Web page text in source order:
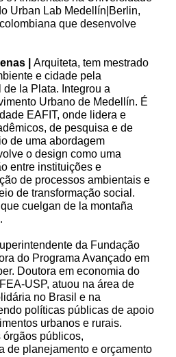
Urban Lab Medellín|Berlin,
que desenvolve
| Arquiteta, tem mestrado
e cidade pela
la Plata. Integrou a
Urbano de Medellín. É
EAFIT, onde lidera e
de pesquisa e de
de uma abordagem
o design como uma
entre instituições e
de processos ambientais e
de transformação social.
cuelgan de la montaña
da Fundação
do Programa Avançado em
Doutora em economia do
USP, atuou na área de
no Brasil e na
políticas públicas de apoio
urbanos e rurais.
públicos,
de planejamento e orçamento